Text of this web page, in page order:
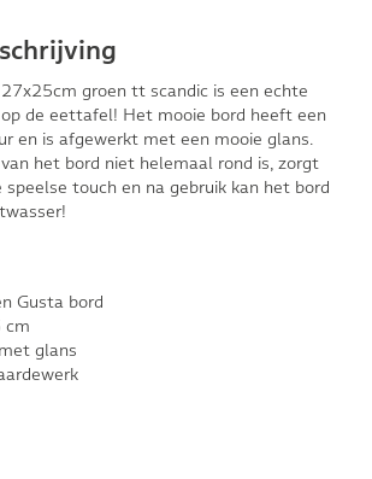
groen tt scandic is een echte
de eettafel! Het mooie bord heeft een
en is afgewerkt met een mooie glans.
het bord niet helemaal rond is, zorgt
touch en na gebruik kan het bord
Gusta bord
cm
glans